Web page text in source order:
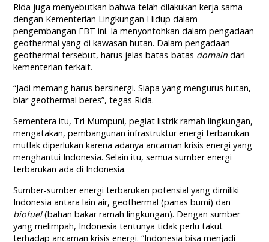
Rida juga menyebutkan bahwa telah dilakukan kerja sama
dengan Kementerian Lingkungan Hidup dalam
pengembangan EBT ini. Ia menyontohkan dalam pengadaan
geothermal yang di kawasan hutan. Dalam pengadaan
geothermal tersebut, harus jelas batas-batas domain dari
kementerian terkait.
“Jadi memang harus bersinergi. Siapa yang mengurus hutan,
biar geothermal beres”, tegas Rida.
Sementera itu, Tri Mumpuni, pegiat listrik ramah lingkungan,
mengatakan, pembangunan infrastruktur energi terbarukan
mutlak diperlukan karena adanya ancaman krisis energi yang
menghantui Indonesia. Selain itu, semua sumber energi
terbarukan ada di Indonesia.
Sumber-sumber energi terbarukan potensial yang dimiliki
Indonesia antara lain air, geothermal (panas bumi) dan
biofuel(bahan bakar ramah lingkungan). Dengan sumber
yang melimpah, Indonesia tentunya tidak perlu takut
terhadap ancaman krisis energi. “Indonesia bisa menjadi